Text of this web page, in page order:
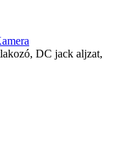
DC jack aljzat,